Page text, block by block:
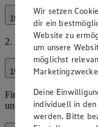
1997
2. Markt in Enger mit
1999
Firma Wehrmann
und Spenge.
Wir setzen
dir ein
Website zu
um unsere
möglichst
Deine
individuell in
werden. Bitte